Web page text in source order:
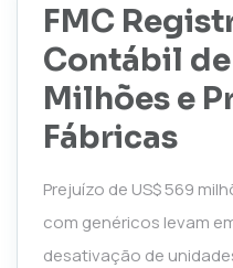
FMC
Contábil
Milhões e
Fábricas
Prejuízo de US$ 569
com genéricos levam
desativação de